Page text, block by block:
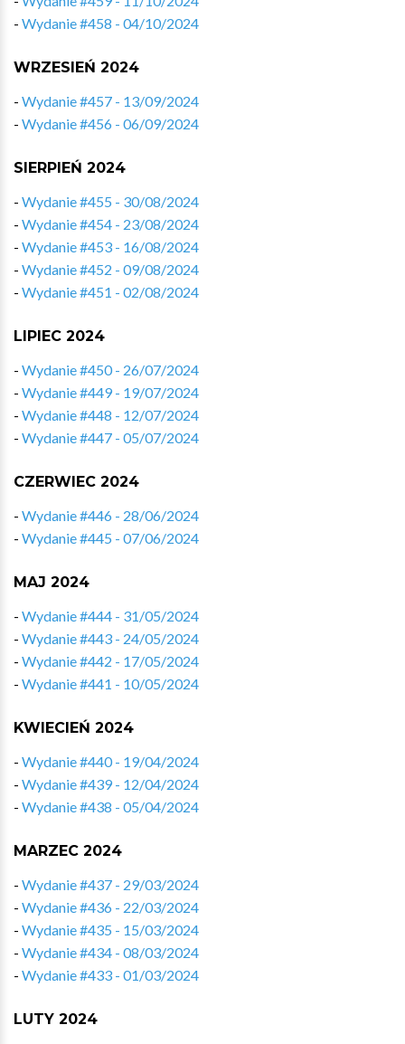
- Wydanie #458 - 04/10/2024
WRZESIEŃ 2024
- Wydanie #457 - 13/09/2024
- Wydanie #456 - 06/09/2024
SIERPIEŃ 2024
- Wydanie #455 - 30/08/2024
- Wydanie #454 - 23/08/2024
- Wydanie #453 - 16/08/2024
- Wydanie #452 - 09/08/2024
- Wydanie #451 - 02/08/2024
LIPIEC 2024
- Wydanie #450 - 26/07/2024
- Wydanie #449 - 19/07/2024
- Wydanie #448 - 12/07/2024
- Wydanie #447 - 05/07/2024
CZERWIEC 2024
- Wydanie #446 - 28/06/2024
- Wydanie #445 - 07/06/2024
MAJ 2024
- Wydanie #444 - 31/05/2024
- Wydanie #443 - 24/05/2024
- Wydanie #442 - 17/05/2024
- Wydanie #441 - 10/05/2024
KWIECIEŃ 2024
- Wydanie #440 - 19/04/2024
- Wydanie #439 - 12/04/2024
- Wydanie #438 - 05/04/2024
MARZEC 2024
- Wydanie #437 - 29/03/2024
- Wydanie #436 - 22/03/2024
- Wydanie #435 - 15/03/2024
- Wydanie #434 - 08/03/2024
- Wydanie #433 - 01/03/2024
LUTY 2024